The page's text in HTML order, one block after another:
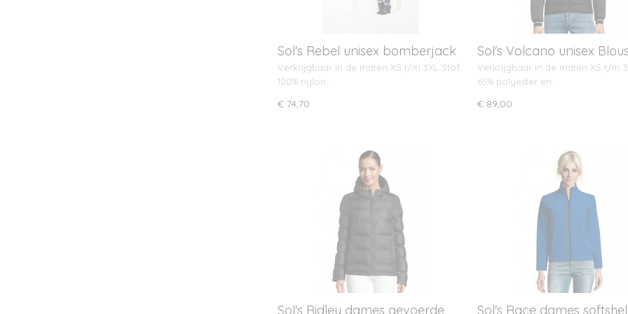
Sol's Rebel unisex bomberjack
Verkrijgbaar in de maten XS t/m 3XL Stof:
100% nylon…
€ 74,70
Sol's Volcano unisex
Bi-materie
Verkrijgbaar in de maten XS t/m
65% polyester en…
€ 89,00
Sol's Ridley dames gevoerde Sol's Race dames